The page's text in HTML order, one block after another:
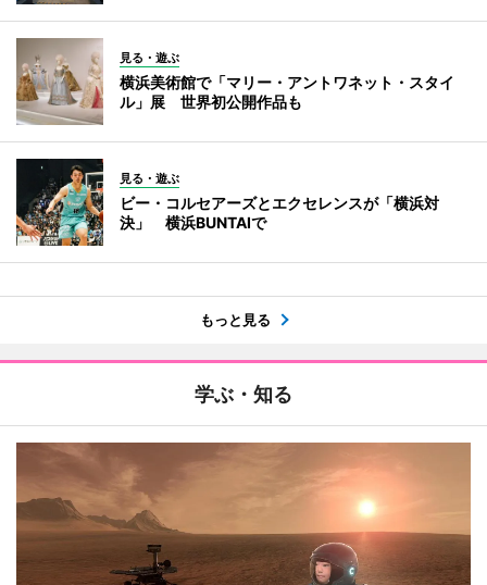
見る・遊ぶ
横浜美術館で「マリー・アントワネット・スタイ
ル」展 世界初公開作品も
見る・遊ぶ
ビー・コルセアーズとエクセレンスが「横浜対
決」 横浜BUNTAIで
もっと見る
学ぶ・知る